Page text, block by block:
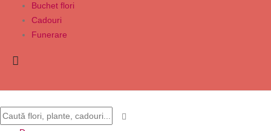
Buchet flori
Cadouri
Funerare